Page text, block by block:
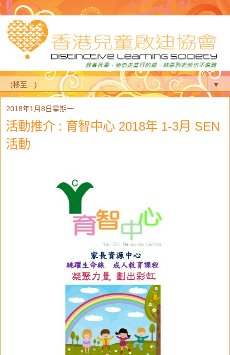
▼
2018年1月8日星期一
活動推介 : 育智中心 2018年 1-3月 SEN
活動